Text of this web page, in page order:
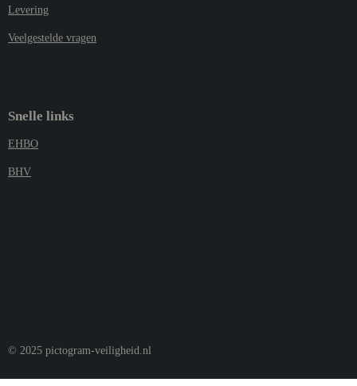
Levering
Veelgestelde vragen
Snelle links
EHBO
BHV
© 2025 pictogram-veiligheid.nl